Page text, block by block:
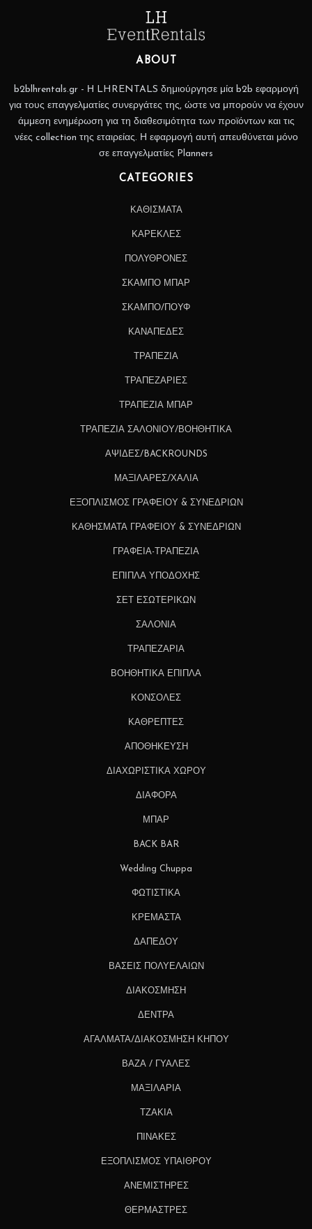
ABOUT
b2blhrentals.gr - Η LHRENTALS δημιούργησε μία b2b εφαρμογή
για τους επαγγελματίες συνεργάτες της, ώστε να μπορούν να έχουν
άμμεση ενημέρωση για τη διαθεσιμότητα των προϊόντων και τις
νέες collection της εταιρείας. Η εφαρμογή αυτή απευθύνεται μόνο
σε επαγγελματίες Planners
CATEGORIES
ΚΑΘΙΣΜΑΤΑ
ΚΑΡΕΚΛΕΣ
ΠΟΛΥΘΡΟΝΕΣ
ΣΚΑΜΠΟ ΜΠΑΡ
ΣΚΑΜΠΟ/ΠΟΥΦ
ΚΑΝΑΠΕΔΕΣ
ΤΡΑΠΕΖΙΑ
ΤΡΑΠΕΖΑΡΙΕΣ
ΤΡΑΠΕΖΙΑ ΜΠΑΡ
ΤΡΑΠΕΖΙΑ ΣΑΛΟΝΙΟΥ/ΒΟΗΘΗΤΙΚΑ
ΑΨΙΔΕΣ/BACKROUNDS
ΜΑΞΙΛΑΡΕΣ/ΧΑΛΙΑ
ΕΞΟΠΛΙΣΜΟΣ ΓΡΑΦΕΙΟΥ & ΣΥΝΕΔΡΙΩΝ
ΚΑΘΗΣΜΑΤΑ ΓΡΑΦΕΙΟΥ & ΣΥΝΕΔΡΙΩΝ
ΓΡΑΦΕΙΑ-ΤΡΑΠΕΖΙΑ
ΕΠΙΠΛΑ ΥΠΟΔΟΧΗΣ
ΣΕΤ ΕΣΩΤΕΡΙΚΩΝ
ΣΑΛΟΝΙΑ
ΤΡΑΠΕΖΑΡΙΑ
ΒΟΗΘΗΤΙΚΑ ΕΠΙΠΛΑ
ΚΟΝΣΟΛΕΣ
ΚΑΘΡΕΠΤΕΣ
ΑΠΟΘΗΚΕΥΣΗ
ΔΙΑΧΩΡΙΣΤΙΚΑ ΧΩΡΟΥ
ΔΙΑΦΟΡΑ
ΜΠΑΡ
BACK BAR
Wedding Chuppa
ΦΩΤΙΣΤΙΚΑ
ΚΡΕΜΑΣΤΑ
ΔΑΠΕΔΟΥ
ΒΑΣΕΙΣ ΠΟΛΥΕΛΑΙΩΝ
ΔΙΑΚΟΣΜΗΣΗ
ΔΕΝΤΡΑ
ΑΓΑΛΜΑΤΑ/ΔΙΑΚΟΣΜΗΣΗ ΚΗΠΟΥ
ΒΑΖΑ / ΓΥΑΛΕΣ
ΜΑΞΙΛΑΡΙΑ
ΤΖΑΚΙΑ
ΠΙΝΑΚΕΣ
ΕΞΟΠΛΙΣΜΟΣ ΥΠΑΙΘΡΟΥ
ΑΝΕΜΙΣΤΗΡΕΣ
ΘΕΡΜΑΣΤΡΕΣ